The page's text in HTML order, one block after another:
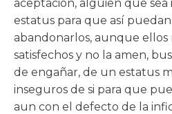
aceptación, alguien que sea
estatus para que así
abandonarlos, aunque ellos
satisfechos y no la amen,
de engañar, de un estatus
inseguros de si para que
aun con el defecto de la